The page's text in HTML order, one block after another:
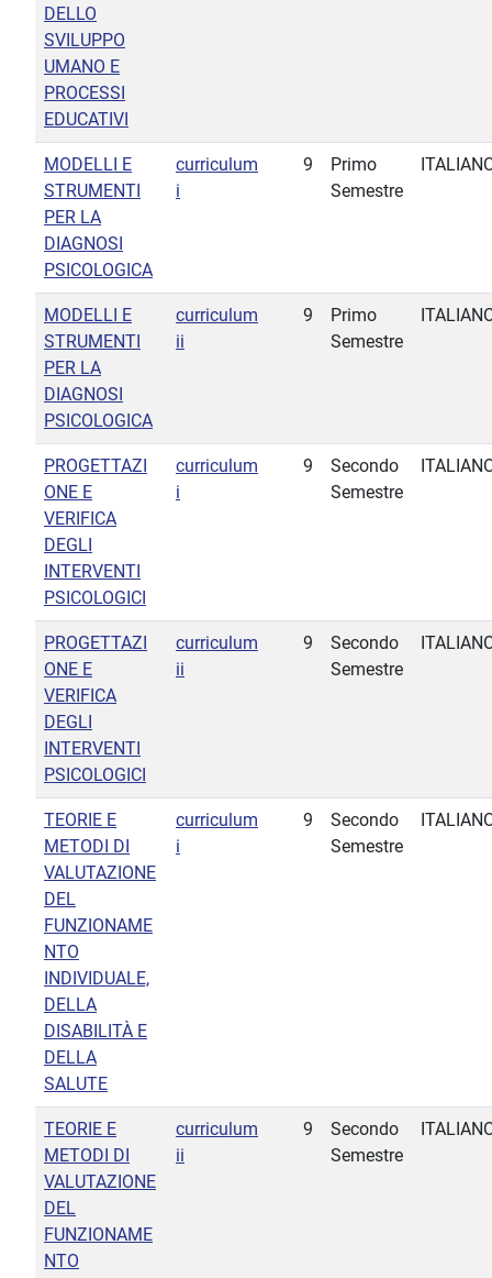
DELLO
SVILUPPO
UMANO E
PROCESSI
EDUCATIVI
MODELLI E
STRUMENTI
PER LA
DIAGNOSI
PSICOLOGICA
curriculum
i
9
Primo
Semestre
MODELLI E
STRUMENTI
PER LA
DIAGNOSI
PSICOLOGICA
curriculum
ii
9
Primo
Semestre
PROGETTAZI
ONE E
VERIFICA
DEGLI
INTERVENTI
PSICOLOGICI
curriculum
i
9
Secondo
Semestre
PROGETTAZI
ONE E
VERIFICA
DEGLI
INTERVENTI
PSICOLOGICI
curriculum
ii
9
Secondo
Semestre
TEORIE E
METODI DI
VALUTAZIONE
DEL
FUNZIONAME
NTO
INDIVIDUALE,
DELLA
DISABILITÀ E
DELLA
SALUTE
curriculum
i
9
Secondo
Semestre
TEORIE E
METODI DI
VALUTAZIONE
DEL
FUNZIONAME
NTO
curriculum
ii
9
Secondo
Semestre